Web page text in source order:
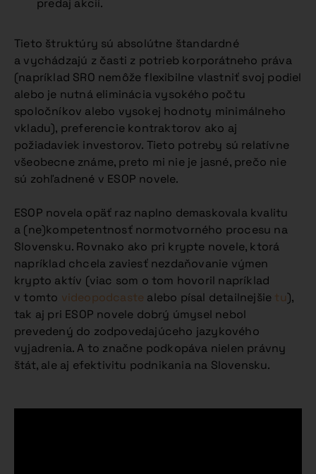
predaj akcií.
Tieto štruktúry sú absolútne štandardné
a vychádzajú z časti z potrieb korporátneho práva
(napríklad SRO nemôže flexibilne vlastniť svoj podiel
alebo je nutná eliminácia vysokého počtu
spoločníkov alebo vysokej hodnoty minimálneho
vkladu), preferencie kontraktorov ako aj
požiadaviek investorov. Tieto potreby sú relatívne
všeobecne známe, preto mi nie je jasné, prečo nie
sú zohľadnené v ESOP novele.
ESOP novela opäť raz naplno demaskovala kvalitu
a (ne)kompetentnosť normotvorného procesu na
Slovensku. Rovnako ako pri krypte novele, ktorá
napríklad chcela zaviesť nezdaňovanie výmen
krypto aktív (viac som o tom hovoril napríklad
v tomto videopodcaste alebo písal detailnejšie tu),
tak aj pri ESOP novele dobrý úmysel nebol
prevedený do zodpovedajúceho jazykového
vyjadrenia. A to značne podkopáva nielen právny
štát, ale aj efektivitu podnikania na Slovensku.